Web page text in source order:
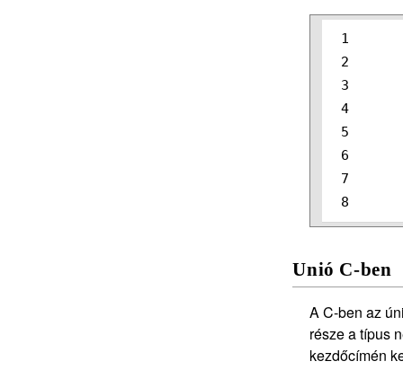
1
2
3
4
5
6
7
Unió C-ben
A C-ben az
része a típus
kezdőcímén